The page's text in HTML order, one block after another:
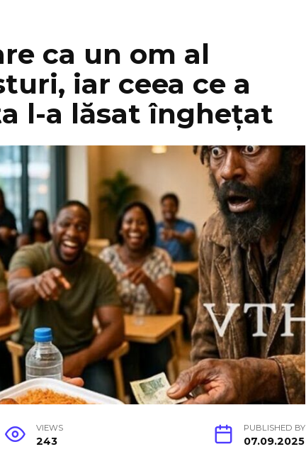
ca un om al
iar ceea ce a
l-a lăsat înghețat
VIEWS
243
PUBLISHED BY
07.09.2025